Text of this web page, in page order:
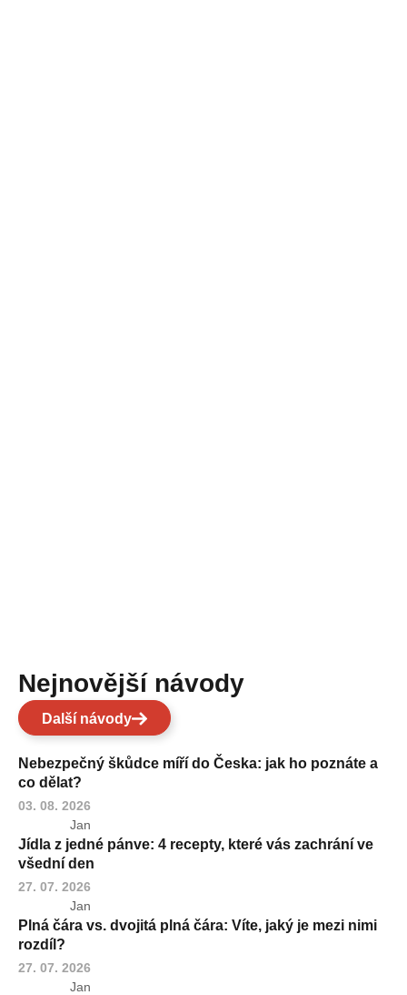
Nejnovější návody
Další návody
Nebezpečný škůdce míří do Česka: jak ho poznáte a
co dělat?
03. 08. 2026
Jan
Jídla z jedné pánve: 4 recepty, které vás zachrání ve
všední den
27. 07. 2026
Jan
Plná čára vs. dvojitá plná čára: Víte, jaký je mezi nimi
rozdíl?
27. 07. 2026
Jan